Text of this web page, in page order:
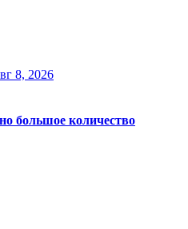
8, 2026
большое количество